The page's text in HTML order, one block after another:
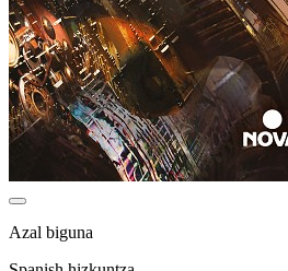
Azal biguna